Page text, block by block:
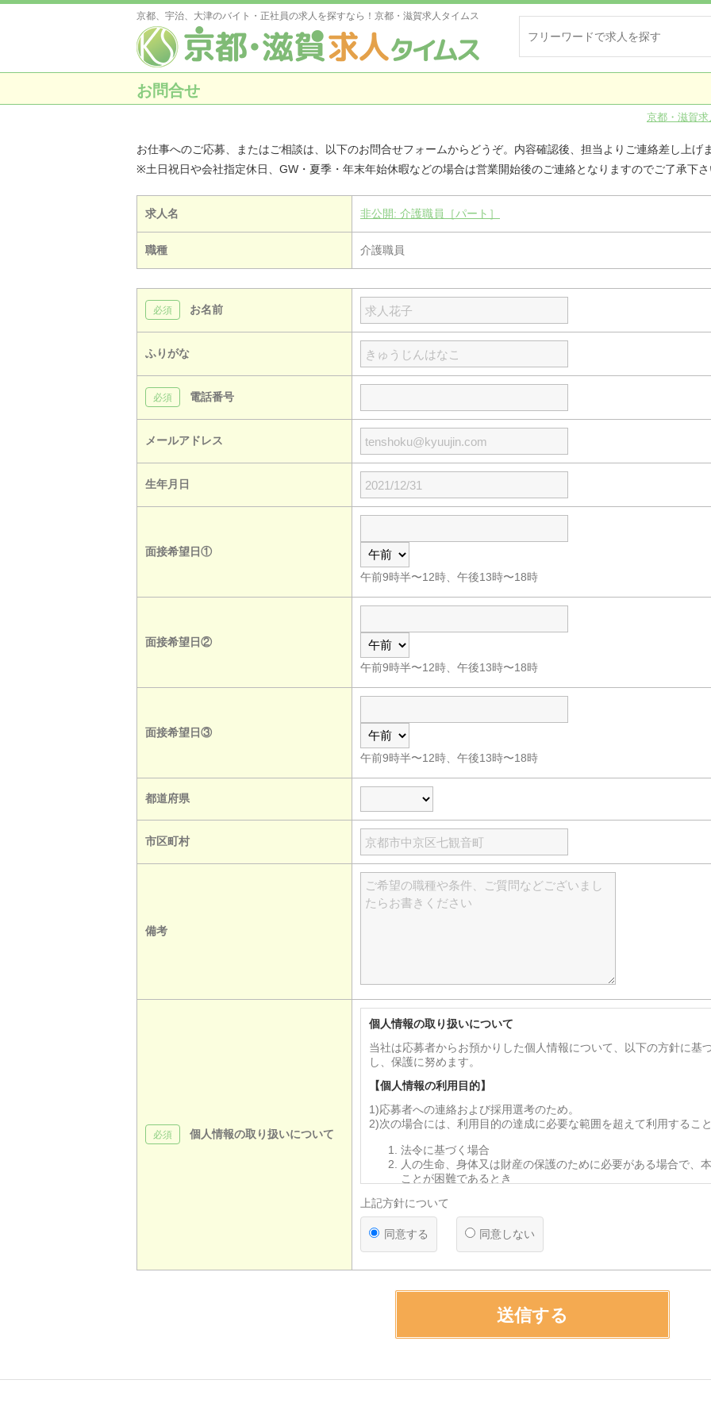
京都、宇治、大津のバイト・正社員の求人を探すなら！京都・滋賀求人タイムス
お問合せ
京都・滋賀求
お仕事へのご応募、またはご相談は、以下のお問合せフォームからどうぞ。内容確認後、担当よりご連絡差し上げま
※土日祝日や会社指定休日、GW・夏季・年末年始休暇などの場合は営業開始後のご連絡となりますのでご了承下さ
求人名 非公開: 介護職員［パート］
職種 介護職員
お名前
ふりがな
電話番号
メールアドレス
生年月日
面接希望日①
午前9時半〜12時、午後13時〜18時
面接希望日②
午前9時半〜12時、午後13時〜18時
面接希望日③
午前9時半〜12時、午後13時〜18時
都道府県
市区町村
備考
個人情報の取り扱いについて
個人情報の取り扱いについて
当社は応募者からお預かりした個人情報について、以下の方針に基
し、保護に努めます。
【個人情報の利用目的】
1)応募者への連絡および採用選考のため。
2)次の場合には、利用目的の達成に必要な範囲を超えて利用すること
法令に基づく場合
人の生命、身体又は財産の保護のために必要がある場合で、
ことが困難であるとき
って、本人の同意を得ることが困難であるとき
国または地方公共団体等が法令に基づき業務を遂行するために
ある場合で、本人の同意取得が支障となるおそれがあるとき
場合がありますが、委託先に対しては適切な管理監督を行います。
手続きにより開示を求められた場合は、法令の範囲内で応募者の同
とがあります。
上記方針について
同意する 同意しない
送信する